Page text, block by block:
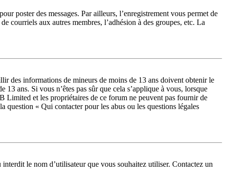
poster des messages. Par ailleurs, l’enregistrement vous permet de
courriels aux autres membres, l’adhésion à des groupes, etc. La
des informations de mineurs de moins de 13 ans doivent obtenir le
ans. Si vous n’êtes pas sûr que cela s’applique à vous, lorsque
Limited et les propriétaires de ce forum ne peuvent pas fournir de
question « Qui contacter pour les abus ou les questions légales
le nom d’utilisateur que vous souhaitez utiliser. Contactez un